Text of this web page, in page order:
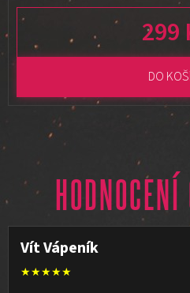
299
DO
Vít Vápeník
★★★★★